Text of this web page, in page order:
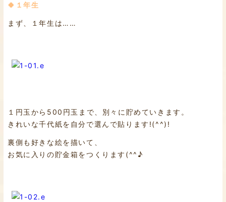
🍀１年生
まず、１年生は……
１円玉から500円玉まで、別々に貯めていきます。
きれいな千代紙を自分で選んで貼ります!(^^)!
裏側も好きな絵を描いて、
お気に入りの貯金箱をつくります(^^♪